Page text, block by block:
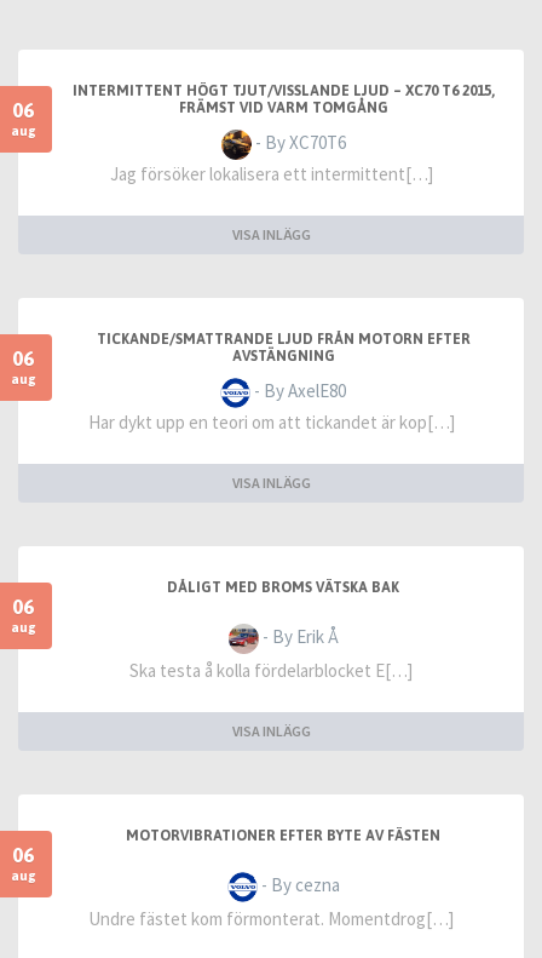
06
aug
INTERMITTENT HÖGT TJUT/VISSLANDE LJUD – XC70 T6 2015,
FRÄMST VID VARM TOMGÅNG
- By XC70T6
Jag försöker lokalisera ett intermittent[…]
VISA INLÄGG
06
aug
TICKANDE/SMATTRANDE LJUD FRÅN MOTORN EFTER
AVSTÄNGNING
- By AxelE80
Har dykt upp en teori om att tickandet är kop[…]
VISA INLÄGG
06
aug
DÅLIGT MED BROMS VÄTSKA BAK
- By Erik Å
Ska testa å kolla fördelarblocket E[…]
VISA INLÄGG
06
aug
MOTORVIBRATIONER EFTER BYTE AV FÄSTEN
- By cezna
Undre fästet kom förmonterat. Momentdrog[…]